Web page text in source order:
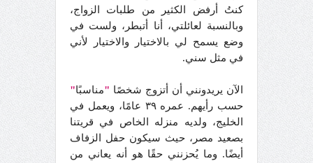
كنتُ أرفض الكثير من طلبات الزواج،
وبالنسبة لعائلتي، أنا أتبطر، ولست في
وضع يسمح لي بالاختيار والاختيار لأني
في مثل سني.
الآن يريدونني أن أتزوج شخصًا "مناسبًا"
حسب رأيهم. عمره ٣٩ عامًا، ويعمل في
الخليج، ولديه منزله الخاص في قريتنا
بصعيد مصر، حيث سيكون حفل الزفاف
أيضًا. وما يُحزنني حقًا هو أنه يعاني من